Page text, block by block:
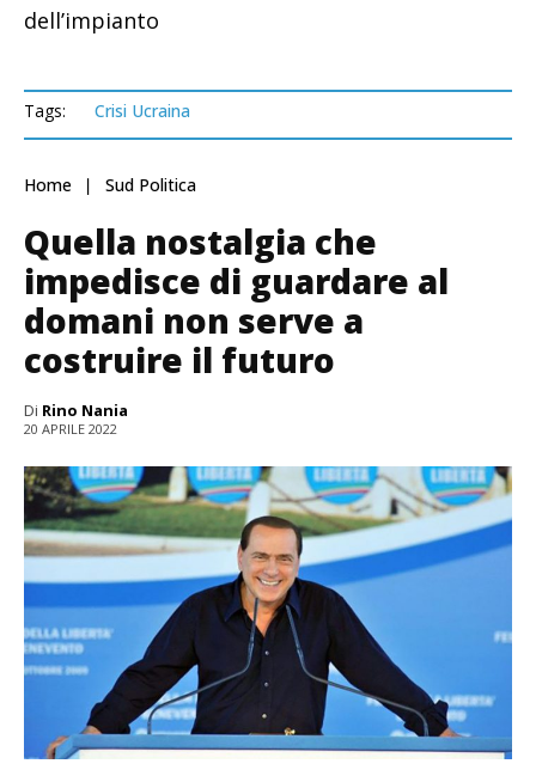
dell’impianto
Tags: Crisi Ucraina
Home Sud Politica
Quella nostalgia che
impedisce di guardare al
domani non serve a
costruire il futuro
Di Rino Nania
20 APRILE 2022